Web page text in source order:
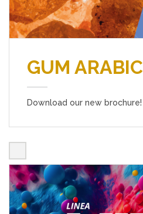
GUM ARABIC
Download our new brochure!